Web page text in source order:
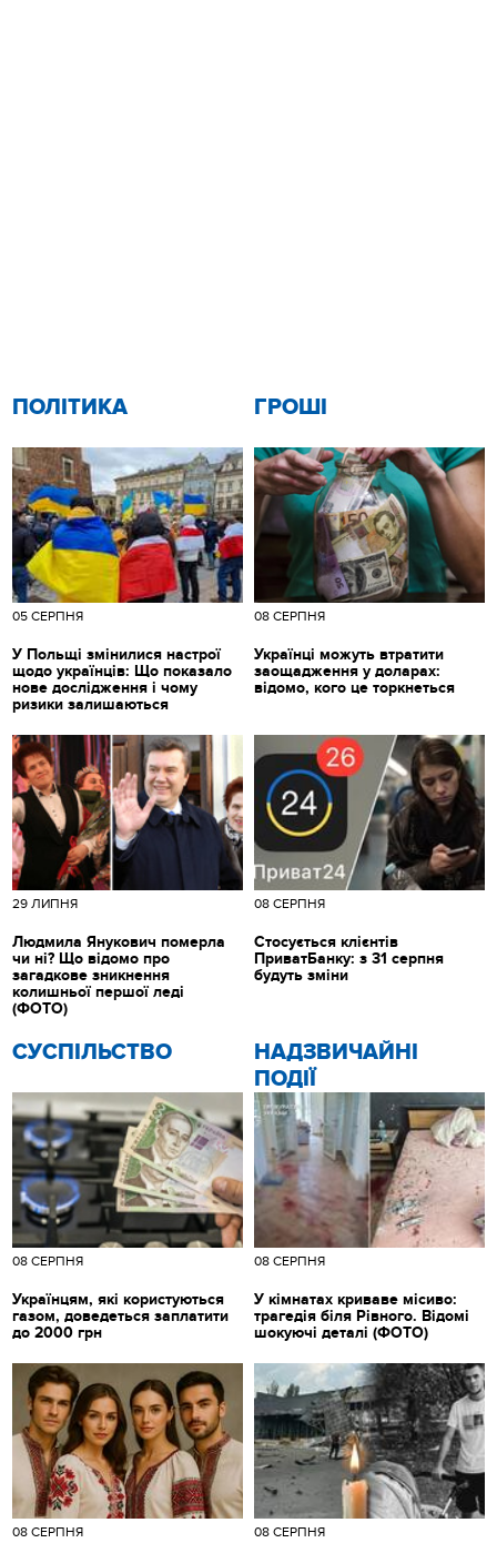
ПОЛІТИКА
05 СЕРПНЯ
У Польщі змінилися настрої
щодо українців: Що показало
нове дослідження і чому
ризики залишаються
ГРОШІ
08 СЕРПНЯ
Українці можуть втратити
заощадження у доларах:
відомо, кого це торкнеться
CУСПІЛЬСТВО
08 СЕРПНЯ
Українцям, які користуються
газом, доведеться заплатити
до 2000 грн
НАДЗВИЧАЙНІ
ПОДІЇ
08 СЕРПНЯ
У кімнатах криваве місиво:
трагедія біля Рівного. Відомі
шокуючі деталі (ФОТО)
29 ЛИПНЯ
Людмила Янукович померла
чи ні? Що відомо про
загадкове зникнення
колишньої першої леді
(ФОТО)
08 СЕРПНЯ
Стосується клієнтів
ПриватБанку: з 31 серпня
будуть зміни
08 СЕРПНЯ 08 СЕРПНЯ